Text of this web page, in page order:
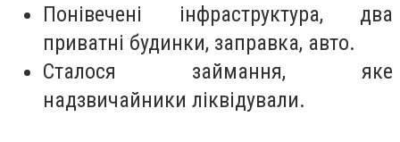
Понівечені інфраструктура, два
приватні будинки, заправка, авто.
Сталося займання, яке
надзвичайники ліквідували.